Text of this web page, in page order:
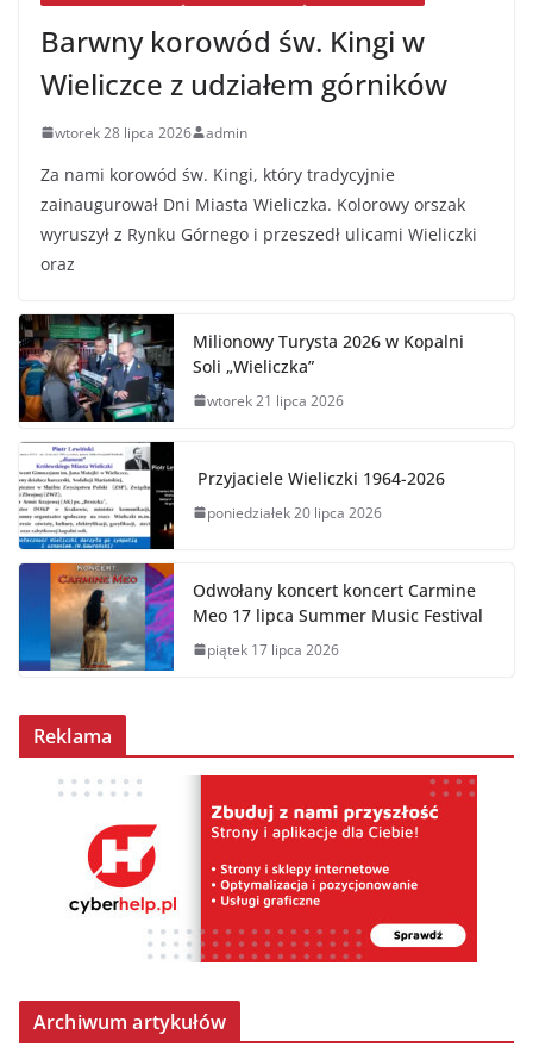
Barwny korowód św. Kingi w
Wieliczce z udziałem górników
wtorek 28 lipca 2026 admin
Za nami korowód św. Kingi, który tradycyjnie
zainaugurował Dni Miasta Wieliczka. Kolorowy orszak
wyruszył z Rynku Górnego i przeszedł ulicami Wieliczki
oraz
Milionowy Turysta 2026 w Kopalni
Soli „Wieliczka”
wtorek 21 lipca 2026
Przyjaciele Wieliczki 1964-2026
poniedziałek 20 lipca 2026
Odwołany koncert koncert Carmine
Meo 17 lipca Summer Music Festival
piątek 17 lipca 2026
Reklama
Archiwum artykułów